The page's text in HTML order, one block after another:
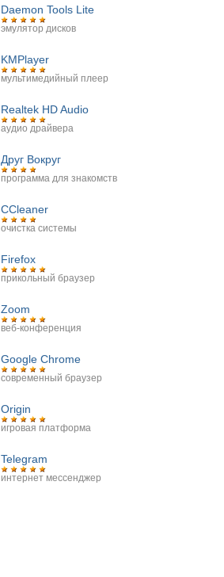
Daemon Tools Lite
эмулятор дисков
KMPlayer
мультимедийный плеер
Realtek HD Audio
аудио драйвера
Друг Вокруг
программа для знакомств
CCleaner
очистка системы
Firefox
прикольный браузер
Zoom
веб-конференция
Google Chrome
современный браузер
Origin
игровая платформа
Telegram
интернет мессенджер